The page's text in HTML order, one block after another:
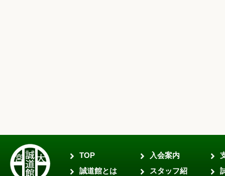
TOP
誠道館とは
入会案内
スタッフ紹